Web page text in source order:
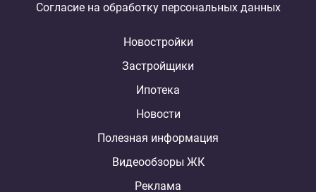
Согласие на обработку персональных данных
Новостройки
Застройщики
Ипотека
Новости
Полезная информация
Видеообзоры ЖК
Реклама